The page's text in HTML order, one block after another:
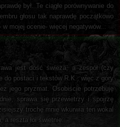
był. Te ciągłe porównywanie do
głosu tak naprawdę początkowo
mojej ocenie- więcej negatywów...
jest dość świeża, a zespół (czy
do postaci i tekstów R.K., więc z góry
jego pryzmat. Osobiście potrzebuję
sprawa się przewietrzy i spojrzę
trochę mnie wkurwia ten wokal
a reszta łoi świetnie.